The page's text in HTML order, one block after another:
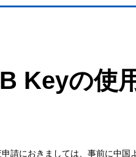
Keyの使
請におきましては、事前に中国